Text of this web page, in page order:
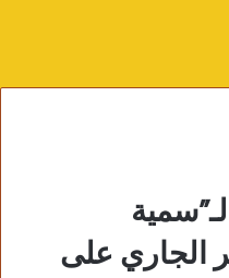
لـ”سمية
ديسمبر الجاري على